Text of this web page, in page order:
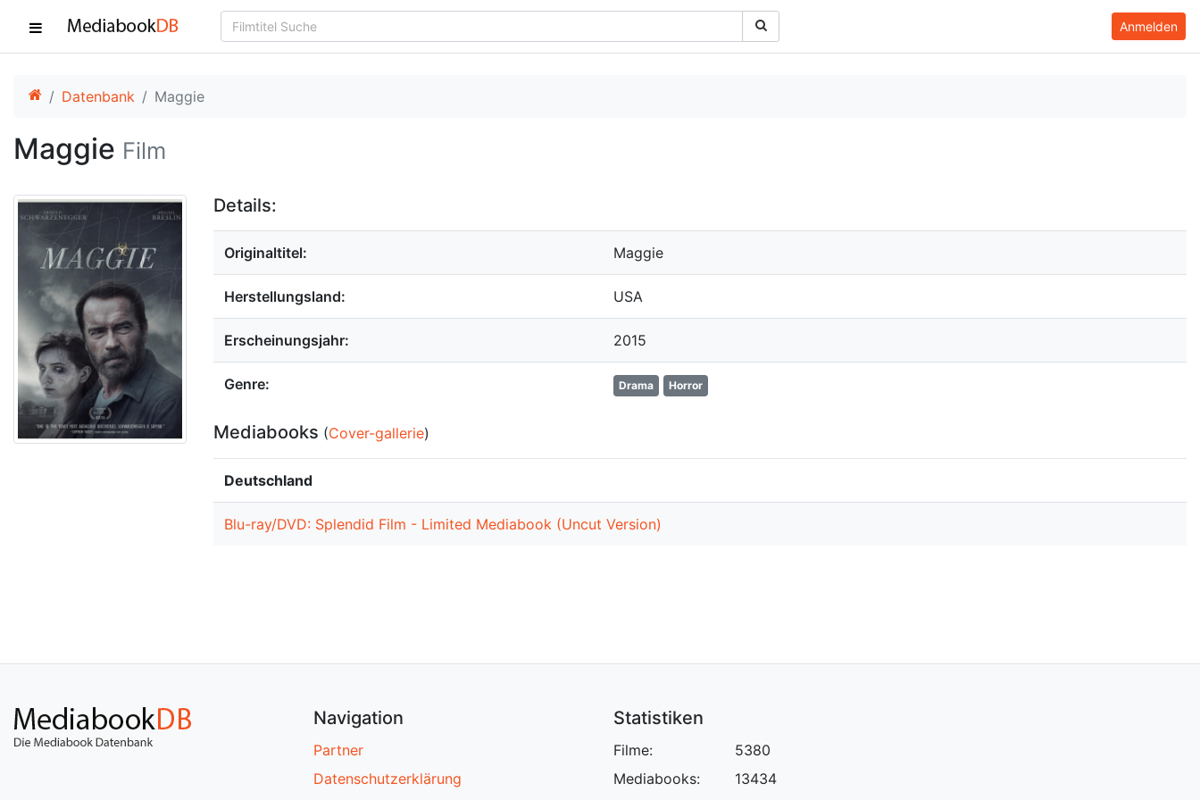
Anmelden
Datenbank Maggie
Maggie Film
Details:
Originaltitel: Maggie
Herstellungsland: USA
Erscheinungsjahr: 2015
Genre: Drama Horror
Mediabooks (Cover-gallerie)
Deutschland
Blu-ray/DVD: Splendid Film - Limited Mediabook (Uncut Version)
Navigation
Partner
Datenschutzerklärung
Statistiken
Filme:
Mediabooks:
5380
13434